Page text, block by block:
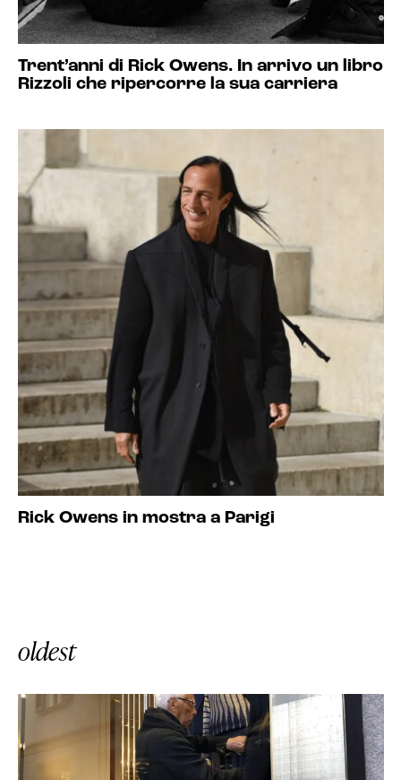
Trent’anni di Rick Owens. In arrivo un libro
Rizzoli che ripercorre la sua carriera
Rick Owens in mostra a Parigi
oldest